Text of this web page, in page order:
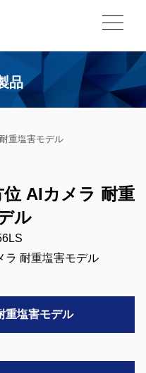
品
重塩害モデル
AIカメラ 耐重
ル
重塩害モデル